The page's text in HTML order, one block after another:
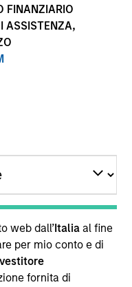
FINANZIARIO
ASSISTENZA,
web dall’Italia al fine
per mio conto e di
fornita di